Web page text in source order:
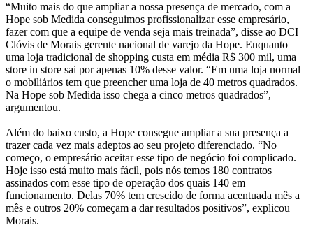
“Muito mais do que ampliar a nossa presença de mercado, com a
Hope sob Medida conseguimos profissionalizar esse empresário,
fazer com que a equipe de venda seja mais treinada”, disse ao DCI
Clóvis de Morais gerente nacional de varejo da Hope. Enquanto
uma loja tradicional de shopping custa em média R$ 300 mil, uma
store in store sai por apenas 10% desse valor. “Em uma loja normal
o mobiliários tem que preencher uma loja de 40 metros quadrados.
Na Hope sob Medida isso chega a cinco metros quadrados”,
argumentou.
Além do baixo custo, a Hope consegue ampliar a sua presença a
trazer cada vez mais adeptos ao seu projeto diferenciado. “No
começo, o empresário aceitar esse tipo de negócio foi complicado.
Hoje isso está muito mais fácil, pois nós temos 180 contratos
assinados com esse tipo de operação dos quais 140 em
funcionamento. Delas 70% tem crescido de forma acentuada mês a
mês e outros 20% começam a dar resultados positivos”, explicou
Morais.